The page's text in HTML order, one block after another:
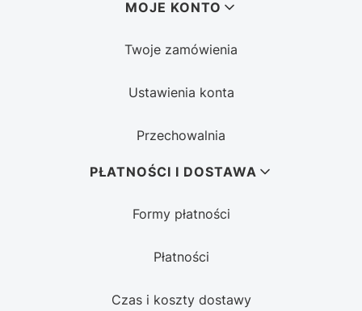
MOJE KONTO
Twoje zamówienia
Ustawienia konta
Przechowalnia
PŁATNOŚCI I DOSTAWA
Formy płatności
Płatności
Czas i koszty dostawy